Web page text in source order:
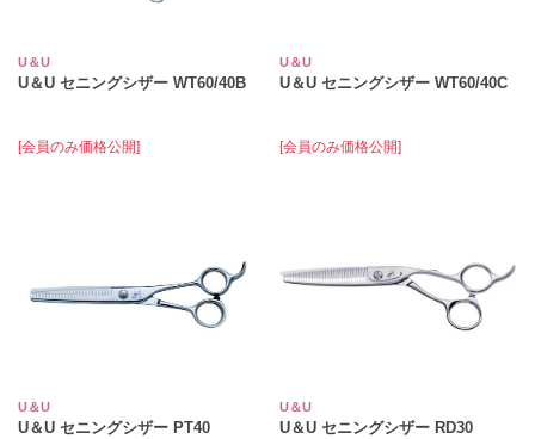
U＆U
U＆U セニングシザー WT60/40B
[会員のみ価格公開]
U＆U
U＆U セニングシザー WT60/40C
[会員のみ価格公開]
U＆U
U＆U セニングシザー PT40
U＆U
U＆U セニングシザー RD30